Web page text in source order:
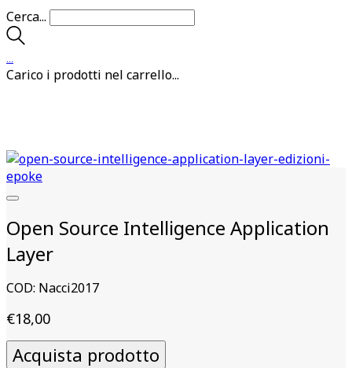
Cerca...
…
Carico i prodotti nel carrello...
Open Source Intelligence Application
Layer
COD: Nacci2017
€18,00
Acquista prodotto